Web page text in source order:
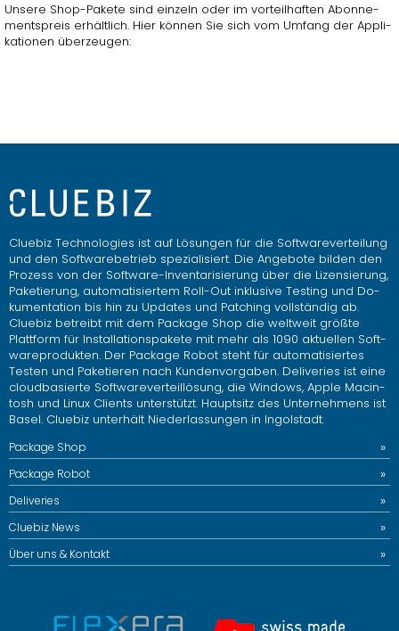
Un­se­re Shop-Pa­ke­te sind ein­zeln oder im vor­teil­haf­ten Abon­ne­
ments­preis er­hält­lich. Hier kön­nen Sie sich vom Um­fang der Ap­pli­
ka­tio­nen über­zeu­gen:
Clue­biz Tech­no­lo­gies ist auf Lö­sun­gen für die Soft­ware­ver­tei­lung
und den Soft­ware­be­trieb spe­zia­li­siert. Die An­ge­bo­te bil­den den
Pro­zess von der Soft­ware-In­ven­ta­ri­sie­rung über die Li­zen­sie­rung,
Pa­ke­tie­rung, au­to­ma­ti­sier­tem Roll-Out in­klu­si­ve Tes­ting und Do­
ku­men­ta­ti­on bis hin zu Up­dates und Patching voll­stän­dig ab.
Clue­biz be­treibt mit dem Pa­cka­ge Shop die welt­weit grö­ß­te
Platt­form für In­stal­la­ti­ons­pa­ke­te mit mehr als 1090 ak­tu­el­len Soft­
ware­pro­duk­ten. Der Pa­cka­ge Robot steht für au­to­ma­ti­sier­tes
Tes­ten und Pa­ke­tie­ren nach Kun­den­vor­ga­ben. De­li­ve­ries ist eine
cloud­ba­sier­te Soft­ware­ver­teil­lö­sung, die Win­dows, Apple Mac­in­
tosh und Linux Cli­ents un­ter­stützt. Haupt­sitz des Un­ter­neh­mens ist
Basel. Clue­biz un­ter­hält Nie­der­las­sun­gen in In­gol­stadt.
Pa­cka­ge Shop
Pa­cka­ge Robot
De­li­ve­ries
Clue­biz News
Über uns & Kon­takt